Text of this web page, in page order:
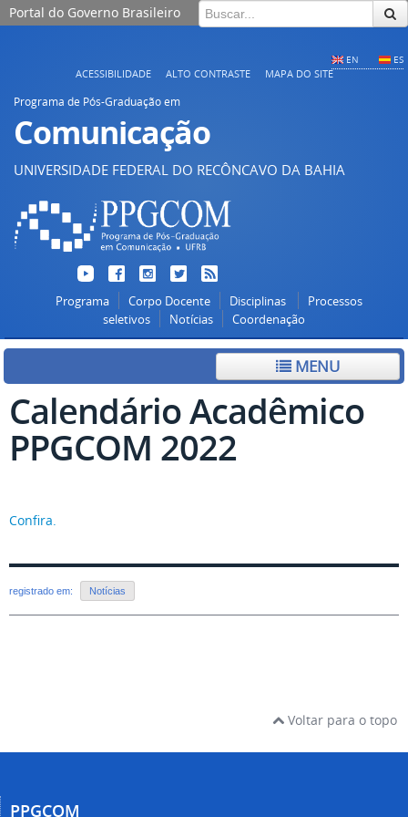
Portal do Governo Brasileiro
EN ES
ACESSIBILIDADE ALTO CONTRASTE MAPA DO SITE
Programa de Pós-Graduação em
Comunicação
UNIVERSIDADE FEDERAL DO RECÔNCAVO DA BAHIA
Programa Corpo Docente Disciplinas
Processos
seletivos
Notícias Coordenação
MENU
Calendário Acadêmico
PPGCOM 2022
Confira.
registrado em: Notícias
Voltar para o topo
PPGCOM